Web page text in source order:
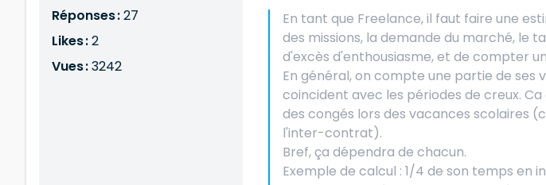
Réponses :27
Likes :2
Vues :3242
En tant que Freelance, il faut faire une
des missions, la demande du marché, le
d'excès d'enthousiasme, et de compter
En général, on compte une partie de
coincident avec les périodes de creux.
des congés lors des vacances scolaires
l'inter-contrat).
Bref, ça dépendra de chacun.
Exemple de calcul : 1/4 de son temps en